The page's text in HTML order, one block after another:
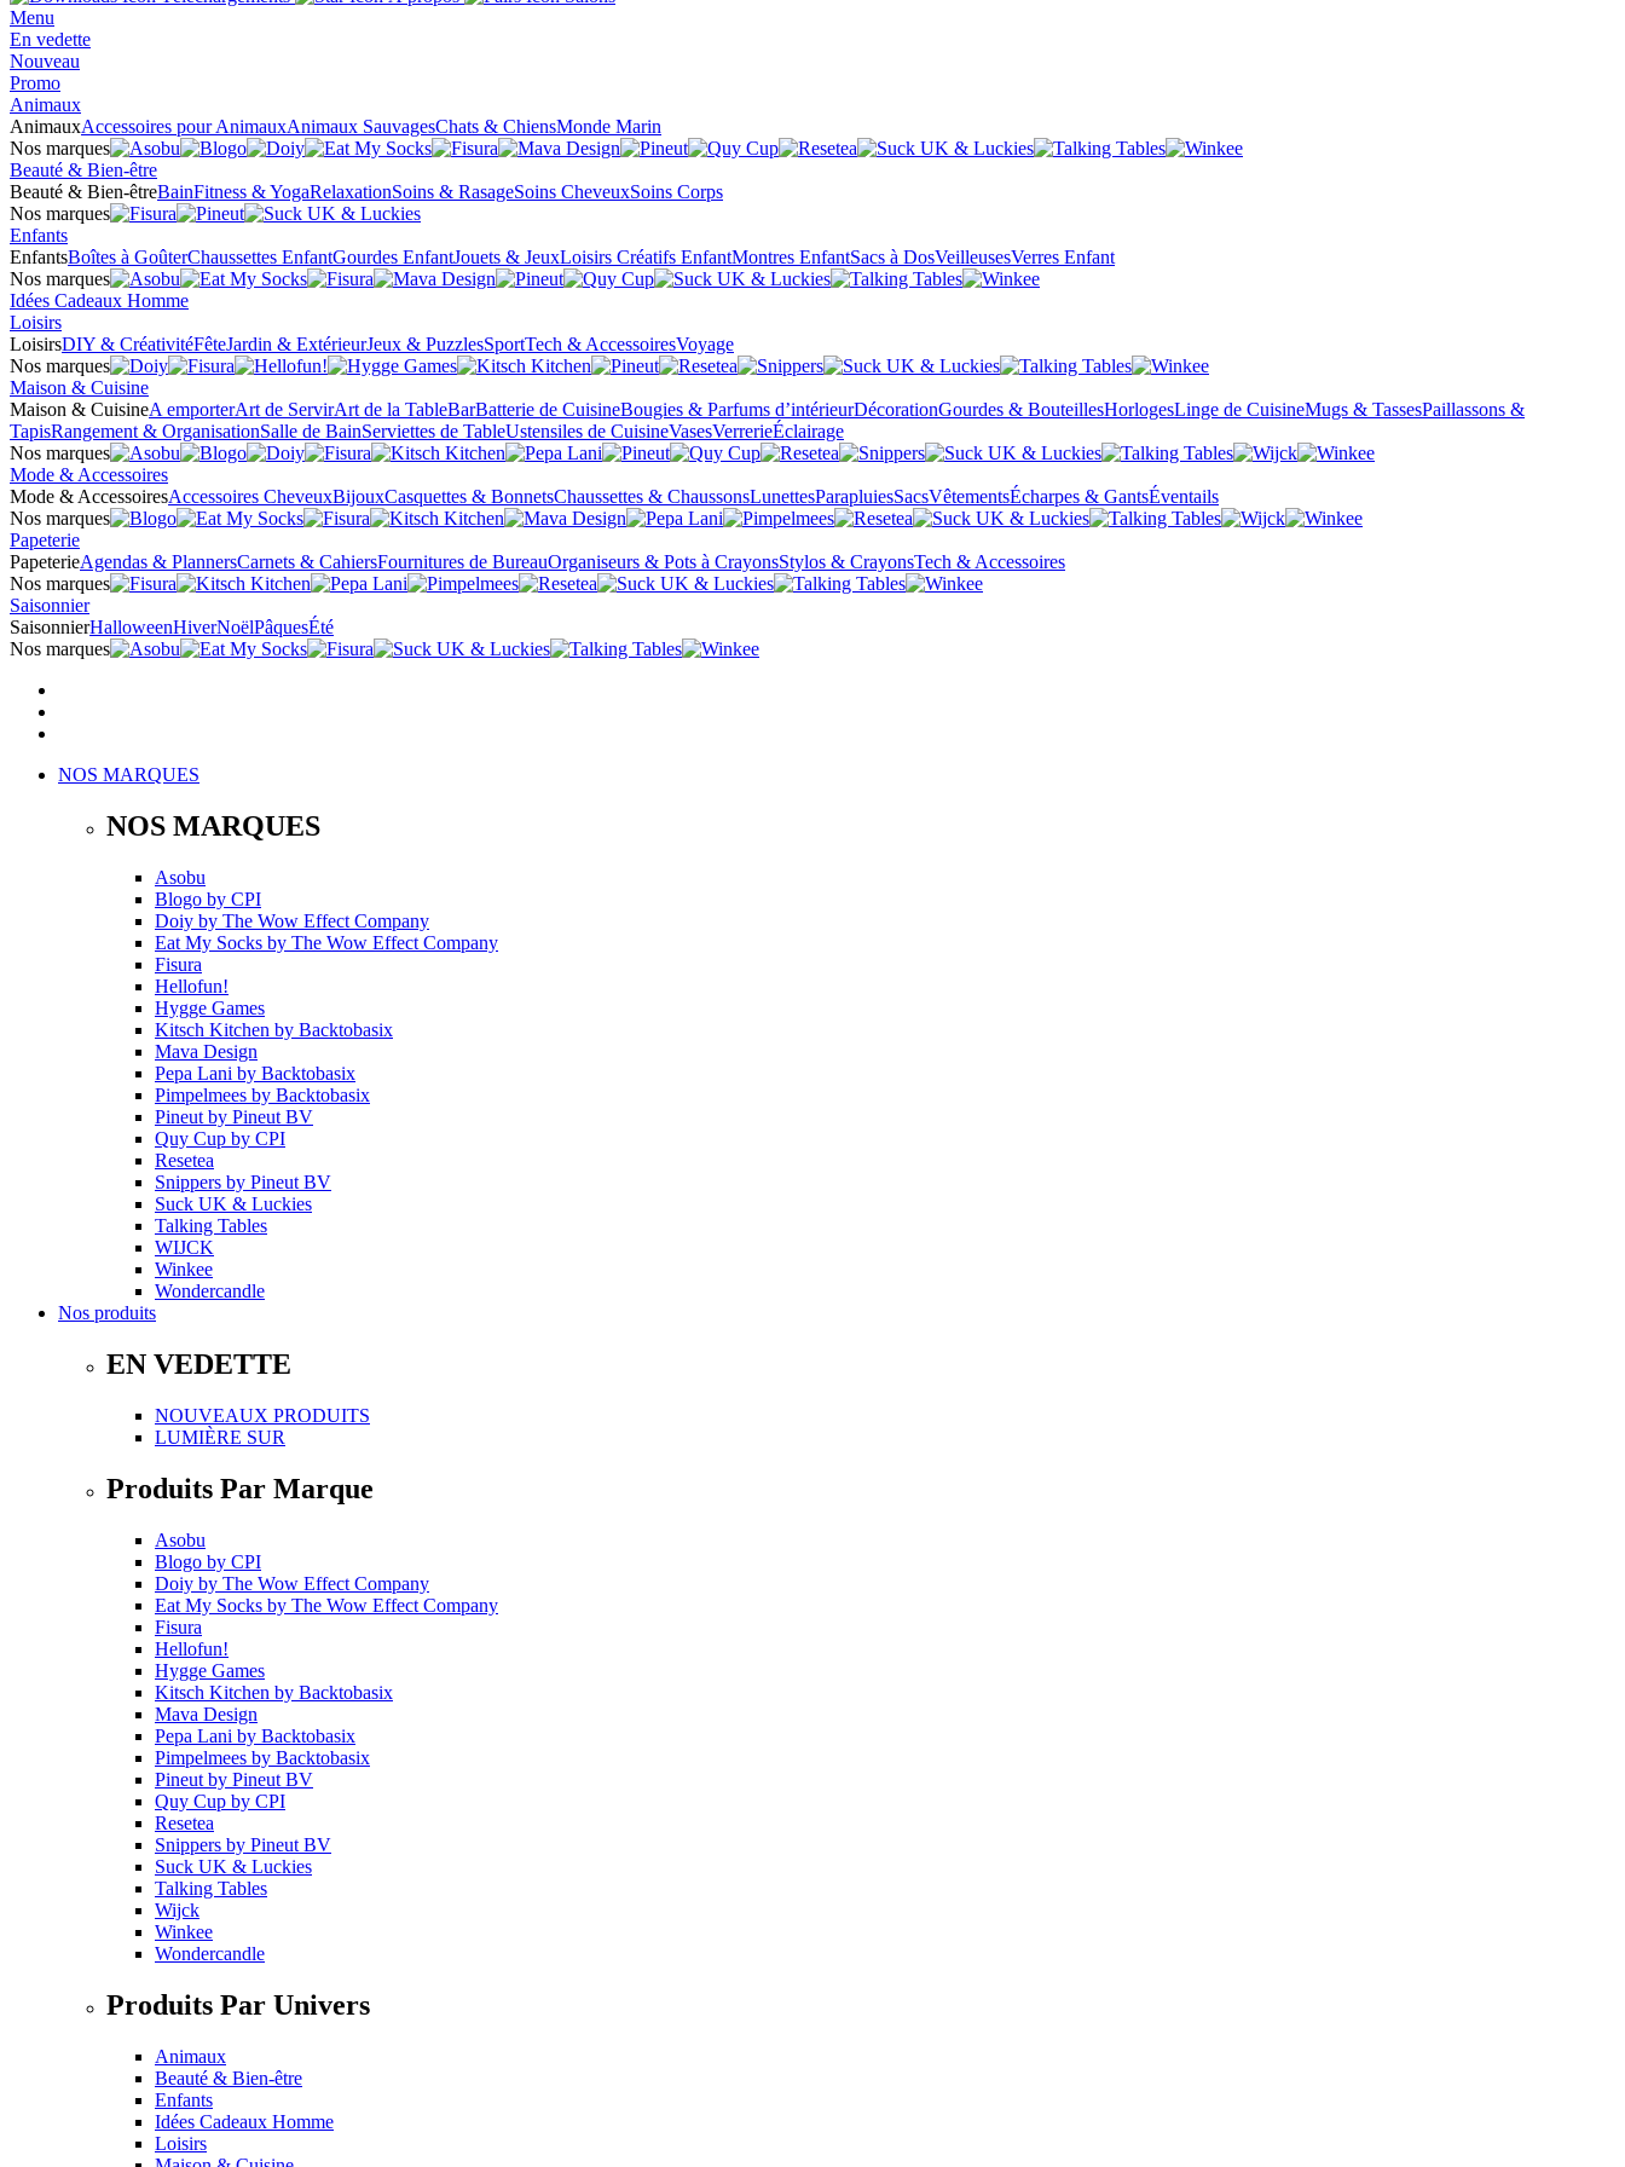
Menu
En vedette
Nouveau
Promo
Animaux
AnimauxAccessoires pour AnimauxAnimaux SauvagesChats & ChiensMonde Marin
Nos marques
Beauté & Bien-être
Beauté & Bien-êtreBainFitness & YogaRelaxationSoins & RasageSoins CheveuxSoins Corps
Nos marques
Enfants
EnfantsBoîtes à GoûterChaussettes EnfantGourdes EnfantJouets & JeuxLoisirs Créatifs EnfantMontres EnfantSacs à DosVeilleusesVerres Enfant
Nos marques
Idées Cadeaux Homme
Loisirs
LoisirsDIY & CréativitéFêteJardin & ExtérieurJeux & PuzzlesSportTech & AccessoiresVoyage
Nos marques
Maison & Cuisine
Maison & CuisineA emporterArt de ServirArt de la TableBarBatterie de CuisineBougies & Parfums d’intérieurDécorationGourdes & BouteillesHorlogesLinge de CuisineMugs & TassesPaillassons &
TapisRangement & OrganisationSalle de BainServiettes de TableUstensiles de CuisineVasesVerrerieÉclairage
Nos marques
Mode & Accessoires
Mode & AccessoiresAccessoires CheveuxBijouxCasquettes & BonnetsChaussettes & ChaussonsLunettesParapluiesSacsVêtementsÉcharpes & GantsÉventails
Nos marques
Papeterie
PapeterieAgendas & PlannersCarnets & CahiersFournitures de BureauOrganiseurs & Pots à CrayonsStylos & CrayonsTech & Accessoires
Nos marques
Saisonnier
SaisonnierHalloweenHiverNoëlPâquesÉté
Nos marques
NOS MARQUES
NOS MARQUES
Asobu
Blogo by CPI
Doiy by The Wow Effect Company
Eat My Socks by The Wow Effect Company
Fisura
Hellofun!
Hygge Games
Kitsch Kitchen by Backtobasix
Mava Design
Pepa Lani by Backtobasix
Pimpelmees by Backtobasix
Pineut by Pineut BV
Quy Cup by CPI
Resetea
Snippers by Pineut BV
Suck UK & Luckies
Talking Tables
WIJCK
Winkee
Wondercandle
Nos produits
EN VEDETTE
NOUVEAUX PRODUITS
LUMIÈRE SUR
Produits Par Marque
Asobu
Blogo by CPI
Doiy by The Wow Effect Company
Eat My Socks by The Wow Effect Company
Fisura
Hellofun!
Hygge Games
Kitsch Kitchen by Backtobasix
Mava Design
Pepa Lani by Backtobasix
Pimpelmees by Backtobasix
Pineut by Pineut BV
Quy Cup by CPI
Resetea
Snippers by Pineut BV
Suck UK & Luckies
Talking Tables
Wijck
Winkee
Wondercandle
Produits Par Univers
Animaux
Beauté & Bien-être
Enfants
Idées Cadeaux Homme
Loisirs